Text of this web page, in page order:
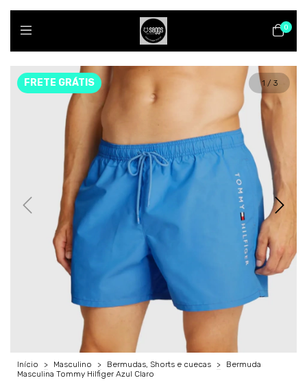
0
FRETE GRÁTIS 1 / 3
Início > Masculino > Bermudas, Shorts e cuecas >
Bermuda
Masculina Tommy Hilfiger Azul Claro